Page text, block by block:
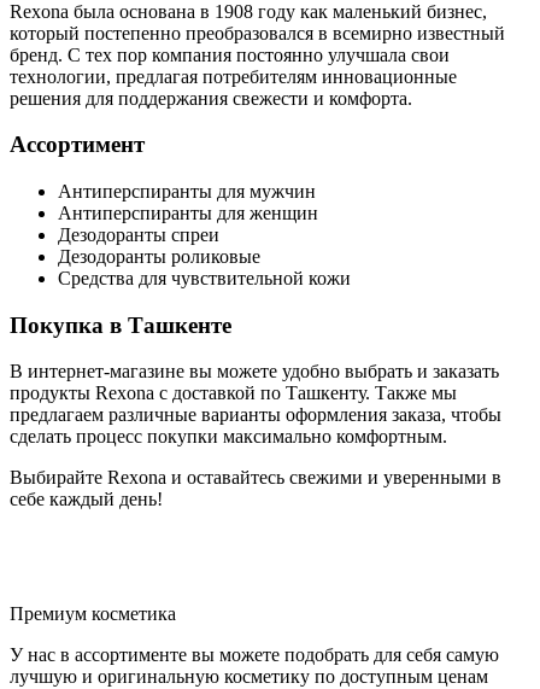
Rexona была основана в 1908 году как маленький бизнес,
который постепенно преобразовался в всемирно известный
бренд. С тех пор компания постоянно улучшала свои
технологии, предлагая потребителям инновационные
решения для поддержания свежести и комфорта.
Ассортимент
Антиперспиранты для мужчин
Антиперспиранты для женщин
Дезодоранты спреи
Дезодоранты роликовые
Средства для чувствительной кожи
Покупка в Ташкенте
В интернет-магазине вы можете удобно выбрать и заказать
продукты Rexona с доставкой по Ташкенту. Также мы
предлагаем различные варианты оформления заказа, чтобы
сделать процесс покупки максимально комфортным.
Выбирайте Rexona и оставайтесь свежими и уверенными в
себе каждый день!
Премиум косметика
У нас в ассортименте вы можете подобрать для себя самую
лучшую и оригинальную косметику по доступным ценам